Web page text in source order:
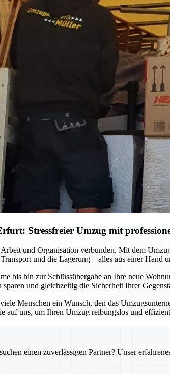
Stressfreier Umzug mit
und Organisation verbunden. Mit dem
und die Lagerung – alles aus einer
bis hin zur Schlüssübergabe an Ihre neue
und gleichzeitig die Sicherheit Ihrer
Menschen ein Wunsch, den das
auf uns, um Ihren Umzug reibungslos und
einen zuverlässigen Partner? Unser